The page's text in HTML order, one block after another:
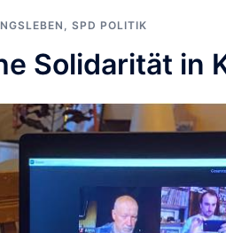
, SPD POLITIK
Solidarität in